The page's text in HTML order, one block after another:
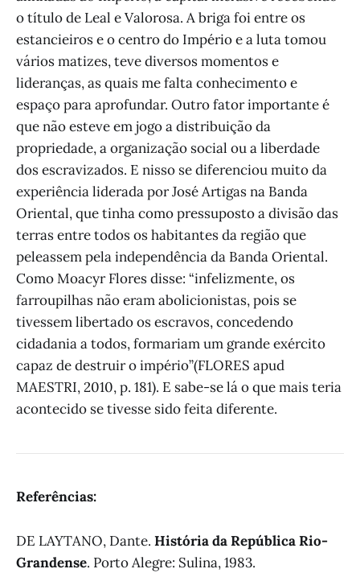
o título de Leal e Valorosa. A briga foi entre os
estancieiros e o centro do Império e a luta tomou
vários matizes, teve diversos momentos e
lideranças, as quais me falta conhecimento e
espaço para aprofundar. Outro fator importante é
que não esteve em jogo a distribuição da
propriedade, a organização social ou a liberdade
dos escravizados. E nisso se diferenciou muito da
experiência liderada por José Artigas na Banda
Oriental, que tinha como pressuposto a divisão das
terras entre todos os habitantes da região que
peleassem pela independência da Banda Oriental.
Como Moacyr Flores disse: “infelizmente, os
farroupilhas não eram abolicionistas, pois se
tivessem libertado os escravos, concedendo
cidadania a todos, formariam um grande exército
capaz de destruir o império”(FLORES apud
MAESTRI, 2010, p. 181). E sabe-se lá o que mais teria
acontecido se tivesse sido feita diferente.
Referências:
DE LAYTANO, Dante. História da República Rio-
Grandense. Porto Alegre: Sulina, 1983.